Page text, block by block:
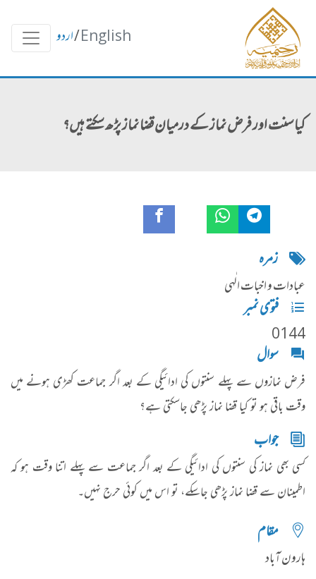
English
/اردو
کیا سنت اور فرض نماز کے درمیان قضا نماز پڑھ سکتے ہیں؟
زمره
عبادات و اخبات الٰہی
فتوی نمبر
0144
سوال
فرض نمازوں سے پہلے سنتوں کی ادائیگی کے بعد اگر جماعت کھڑی ہونے میں
وقت باقی ہو تو کیا قضا نماز پڑھی جاسکتی ہے؟
جواب
کسی بھی نماز کی سنتوں کی ادائیگی کے بعد اگر جماعت سے پہلے اتنا وقت ہو کہ
اطمینان سے قضا نماز پڑھی جاسکے، تو اس میں کوئی حرج نہیں۔
مقام
ہارون آباد